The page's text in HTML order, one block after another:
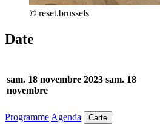
© reset.brussels
Date
sam. 18 novembre 2023 sam. 18
novembre
Programme Agenda Carte